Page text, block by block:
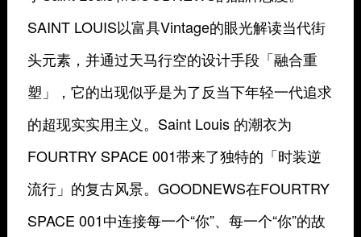
SAINT LOUIS以富具Vintage的眼光解读当代街
头元素，并通过天马行空的设计手段「融合重
塑」，它的出现似乎是为了反当下年轻一代追求
的超现实实用主义。Saint Louis 的潮衣为
FOURTRY SPACE 001带来了独特的「时装逆
流行」的复古风景。GOODNEWS在FOURTRY
SPACE 001中连接每一个“你”、每一个“你”的故